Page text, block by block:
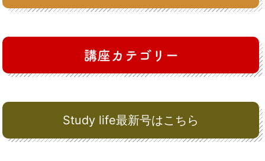
Study life最新号はこちら